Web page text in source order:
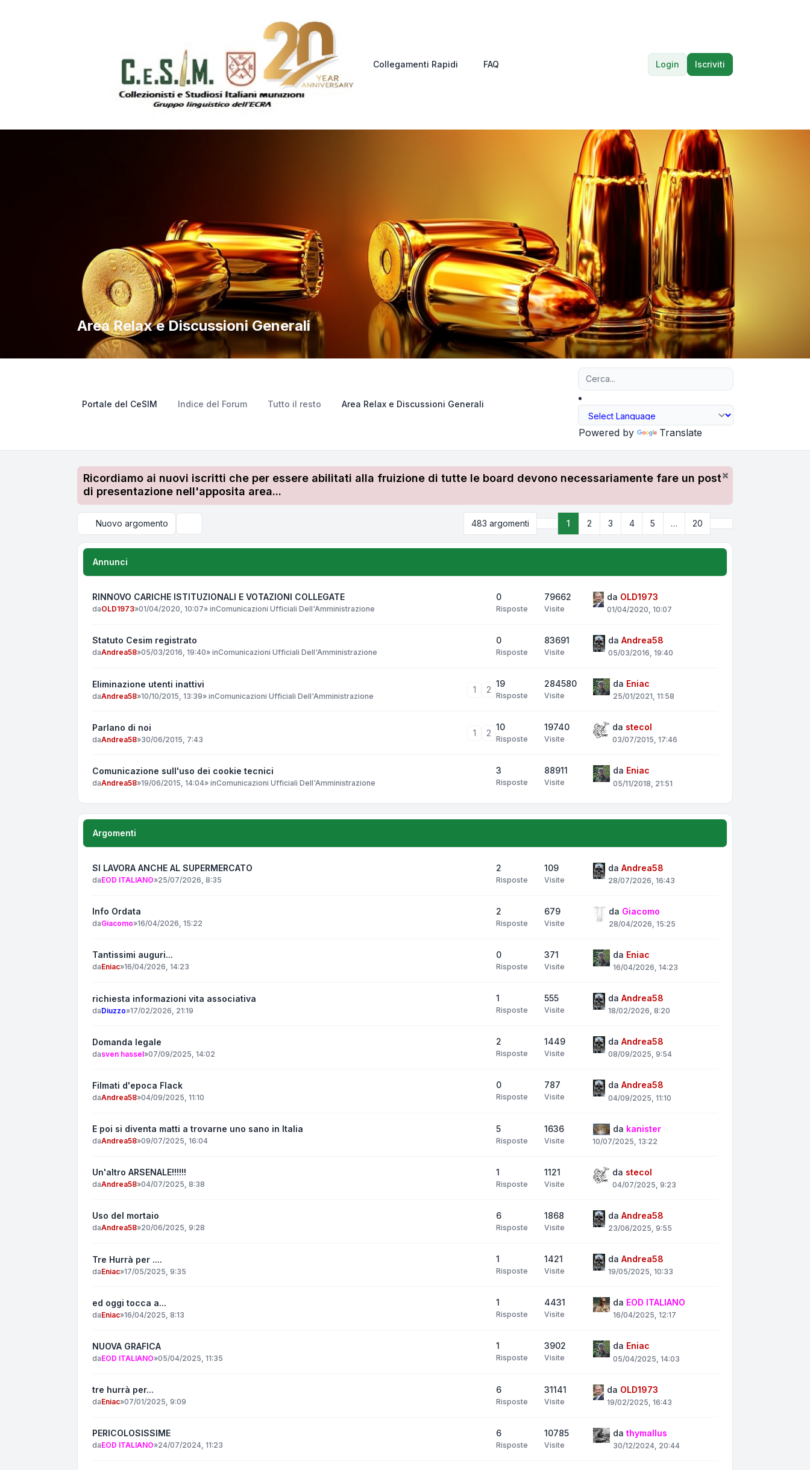
Collegamenti Rapidi FAQ Login Iscriviti
Area Relax e Discussioni Generali
Portale del CeSIM Indice del Forum Tutto il resto Area Relax e Discussioni Generali
Powered by Translate
Ricordiamo ai nuovi iscritti che per essere abilitati alla fruizione di tutte le board devono necessariamente fare un post
di presentazione nell'apposita area...
Nuovo argomento 483 argomenti Pagina di20
1 2 3 4 5 … 20
Annunci
RINNOVO CARICHE ISTITUZIONALI E VOTAZIONI COLLEGATE
daOLD1973»01/04/2020, 10:07» inComunicazioni Ufficiali Dell'Amministrazione
0
Risposte
79662
Visite
da OLD1973
01/04/2020, 10:07
Statuto Cesim registrato
daAndrea58»05/03/2016, 19:40» inComunicazioni Ufficiali Dell'Amministrazione
0
Risposte
83691
Visite
da Andrea58
05/03/2016, 19:40
Eliminazione utenti inattivi
daAndrea58»10/10/2015, 13:39» inComunicazioni Ufficiali Dell'Amministrazione
1 2
19
Risposte
284580
Visite
da Eniac
25/01/2021, 11:58
Parlano di noi
daAndrea58»30/06/2015, 7:43
1 2
10
Risposte
19740
Visite
da stecol
03/07/2015, 17:46
Comunicazione sull'uso dei cookie tecnici
daAndrea58»19/06/2015, 14:04» inComunicazioni Ufficiali Dell'Amministrazione
3
Risposte
88911
Visite
da Eniac
05/11/2018, 21:51
Argomenti
SI LAVORA ANCHE AL SUPERMERCATO
daEOD ITALIANO»25/07/2026, 8:35
2
Risposte
109
Visite
da Andrea58
28/07/2026, 16:43
Info Ordata
daGiacomo»16/04/2026, 15:22
2
Risposte
679
Visite
da Giacomo
28/04/2026, 15:25
Tantissimi auguri...
daEniac»16/04/2026, 14:23
0
Risposte
371
Visite
da Eniac
16/04/2026, 14:23
richiesta informazioni vita associativa
daDiuzzo»17/02/2026, 21:19
1
Risposte
555
Visite
da Andrea58
18/02/2026, 8:20
Domanda legale
dasven hassel»07/09/2025, 14:02
2
Risposte
1449
Visite
da Andrea58
08/09/2025, 9:54
Filmati d'epoca Flack
daAndrea58»04/09/2025, 11:10
0
Risposte
787
Visite
da Andrea58
04/09/2025, 11:10
E poi si diventa matti a trovarne uno sano in Italia
daAndrea58»09/07/2025, 16:04
5
Risposte
1636
Visite
da kanister
10/07/2025, 13:22
Un'altro ARSENALE!!!!!!
daAndrea58»04/07/2025, 8:38
1
Risposte
1121
Visite
da stecol
04/07/2025, 9:23
Uso del mortaio
daAndrea58»20/06/2025, 9:28
6
Risposte
1868
Visite
da Andrea58
23/06/2025, 9:55
Tre Hurrà per ....
daEniac»17/05/2025, 9:35
1
Risposte
1421
Visite
da Andrea58
19/05/2025, 10:33
ed oggi tocca a...
daEniac»16/04/2025, 8:13
1
Risposte
4431
Visite
da EOD ITALIANO
16/04/2025, 12:17
NUOVA GRAFICA
daEOD ITALIANO»05/04/2025, 11:35
1
Risposte
3902
Visite
da Eniac
05/04/2025, 14:03
tre hurrà per...
daEniac»07/01/2025, 9:09
6
Risposte
31141
Visite
da OLD1973
19/02/2025, 16:43
PERICOLOSISSIME
daEOD ITALIANO»24/07/2024, 11:23
6
Risposte
10785
Visite
da thymallus
30/12/2024, 20:44